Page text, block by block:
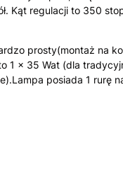
Kąt regulacji to 350
prosty(montaż na
1 x 35 Wat (dla
posiada 1 rurę